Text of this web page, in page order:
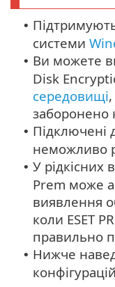
•
системи
• Ви можете
Disk
середовищі
заборонено
• Підключені
неможливо
• У рідкісних
Prem може
виявлення
коли ESET
правильно
• Нижче